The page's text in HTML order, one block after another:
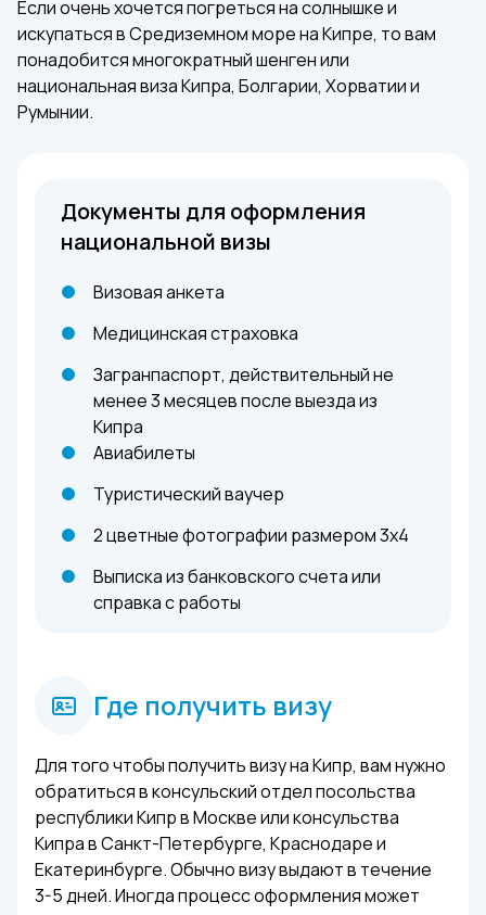
Если очень хочется погреться на солнышке и
искупаться в Средиземном море на Кипре, то вам
понадобится многократный шенген или
национальная виза Кипра, Болгарии, Хорватии и
Румынии.
Документы для оформления
национальной визы
Визовая анкета
Медицинская страховка
Загранпаспорт, действительный не
менее 3 месяцев после выезда из
Кипра
Авиабилеты
Туристический ваучер
2 цветные фотографии размером 3х4
Выписка из банковского счета или
справка с работы
Где получить визу
Для того чтобы получить визу на Кипр, вам нужно
обратиться в консульский отдел посольства
республики Кипр в Москве или консульства
Кипра в Санкт-Петербурге, Краснодаре и
Екатеринбурге. Обычно визу выдают в течение
3-5 дней. Иногда процесс оформления может